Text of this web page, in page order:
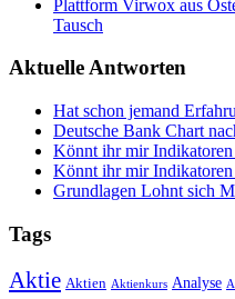
Plattform Virwox aus
Tausch
Aktuelle Antworten
Hat schon jemand
Deutsche Bank Chart
Könnt ihr mir
Könnt ihr mir
Grundlagen Lohnt sich
Tags
Aktie Aktien Aktienkurs Analyse